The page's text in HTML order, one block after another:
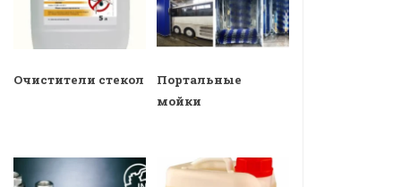
Очистители стекол
Портальные
мойки